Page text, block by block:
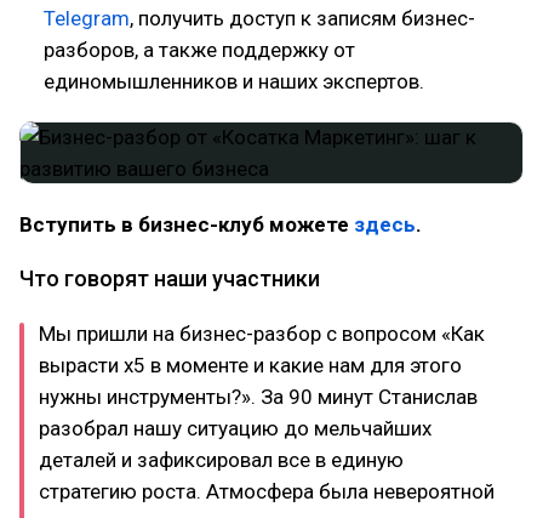
Telegram, получить доступ к записям бизнес-
разборов, а также поддержку от
единомышленников и наших экспертов.
Вступить в бизнес-клуб можете здесь.
Что говорят наши участники
Мы пришли на бизнес-разбор с вопросом «Как
вырасти х5 в моменте и какие нам для этого
нужны инструменты?». За 90 минут Станислав
разобрал нашу ситуацию до мельчайших
деталей и зафиксировал все в единую
стратегию роста. Атмосфера была невероятной